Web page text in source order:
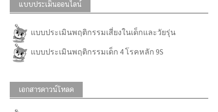
แบบประเมินออนไลน์
แบบประเมินพฤติกรรมเสี่ยงในเด็กและวัยรุ่น
แบบประเมินพฤติกรรมเด็ก 4 โรคหลัก 9S
เอกสารดาวน์โหลด